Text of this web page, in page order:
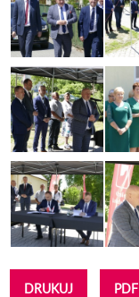
DRUKUJ PDF